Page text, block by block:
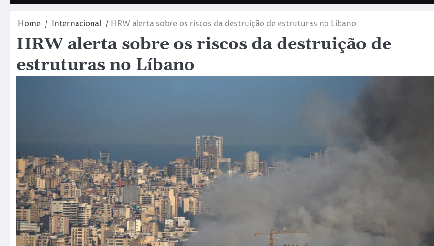
Home Internacional HRW alerta sobre os riscos da destruição de estruturas no Líbano
HRW alerta sobre os riscos da destruição de
estruturas no Líbano